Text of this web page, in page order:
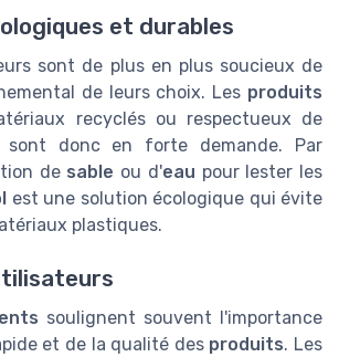
et durables
sont de plus en plus soucieux de
de leurs choix. Les produits
recyclés ou respectueux de
sont donc en forte demande. Par
de sable ou d'eau pour lester les
est une solution écologique qui évite
plastiques.
soulignent souvent l'importance
et de la qualité des produits. Les